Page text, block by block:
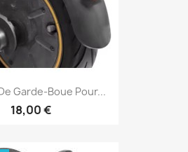
Garde-Boue Pour...
18,00 €